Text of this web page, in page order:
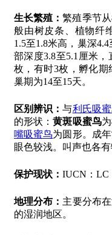
生长繁殖：繁殖季节
般由树皮条、植物纤
1.5至1.8米高，巢深
部深度3.8至5.1厘米
枚，有时3枚，孵化
巢期为14至15天。
区别辨识：与利氏吸
的形状：黄斑吸蜜鸟
嘴吸蜜鸟为圆形。成年
眼色较浅。叫声也各有
保护现状： IUCN：LC
地理分布： 主要分布
的湿润地区。